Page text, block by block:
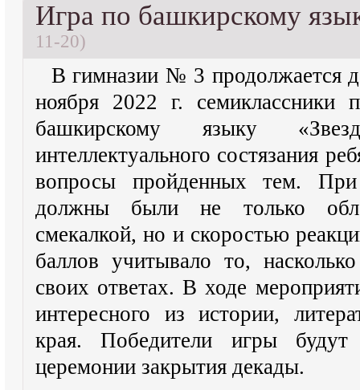
Игра по башкирскому
11-20)
В гимназии № 3 продолжается
ноября 2022 г. семиклассники
башкирскому языку
интеллектуального состязания
вопросы пройденных тем.
должны были не только
смекалкой, но и скоростью
баллов учитывало то,
своих ответах. В ходе
интересного из истории,
края. Победители игры
церемонии закрытия декады.